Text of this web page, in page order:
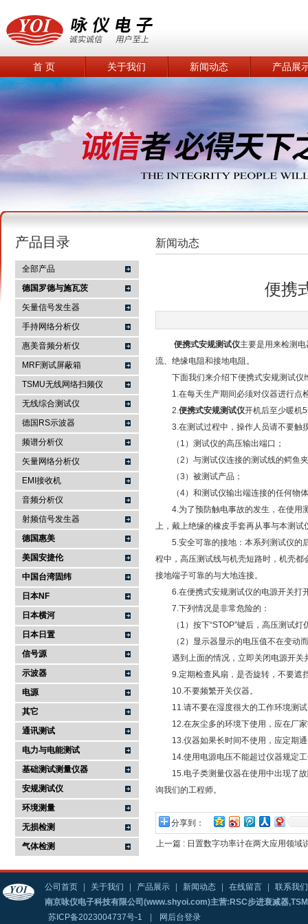
南京咏仪电子科技有限公司
首 页 关于我们 新闻动态 产品展
产品目录
全部产品
德国罗德与施瓦茨
矢量信号发生器
手持网络分析仪
惠美音频分析仪
MRF测试屏蔽箱
TSMU无线网络扫频仪
无线综合测试仪
德国RS示波器
频谱分析仪
矢量网络分析仪
EMI接收机
音频分析仪
射频信号发生器
德国惠美
美国安捷伦
中国台湾固纬
日本NF
日本横河
日本日置
信号源
示波器
电源
其它
通讯测试
电力与电能测试
基础测试测量仪器
安规测试仪
环境测量
无损检测
气体检测
新闻动态
便携
便携式安规测试仪主要是用来检测
流、绝缘电阻和接地电阻。
下面我们来介绍下便携式安规测试仪
1.在每天生产期间必须对仪器进行点检
2.便携式安规测试仪开机后至少暖机
3.在测试过程中，操作人员请不要触
（1）测试仪的高压输出端口；
（2）与测试仪连接的测试线的鳄鱼
（3）被测试产品；
（4）和测试仪输出端连接的任何物
4.为了预防触电事故的发生，在使用测
上，戴上绝缘的橡皮手套再从事与本测试
5.安全可靠的接地：本系列测试仪的后
程中，高压测试线与机壳短路时，机壳
接地端子可靠的与大地连接。
6.在便携式安规测试仪的电源开关打
7.下列情况是非常危险的：
（1）按下“STOP”键后，高压测试灯
（2）显示器显示的电压值不在变动而
遇到上面的情况，立即关闭电源开关
9.定期检查风扇，是否旋转，不要遮
10.不要频繁开关仪器。
11.请不要在湿度很大的工作环境测试
12.在灰尘多的环境下使用，应在厂家
13.仪器如果长时间不使用，应定期通
14.使用电源电压不能超过仪器规定工
15.电子类测量仪器在使用中出现了故
询我们的工程师。
分享到：
上一篇 : 日置数字功率计在两大应用领域
公司首页 关于我们 产品展示 新闻动态 在线留言
联系我们
南京咏仪电子科技有限公司(www.shyoi.com)主营:RSC步进衰减器
苏ICP备2023004737号-1
网后台登录